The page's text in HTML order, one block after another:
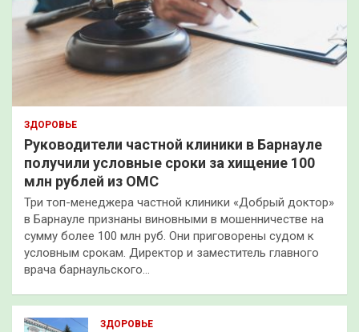
ЗДОРОВЬЕ
Руководители частной клиники в Барнауле
получили условные сроки за хищение 100
млн рублей из ОМС
Три топ-менеджера частной клиники «Добрый доктор»
в Барнауле признаны виновными в мошенничестве на
сумму более 100 млн руб. Они приговорены судом к
условным срокам. Директор и заместитель главного
врача барнаульского…
ЗДОРОВЬЕ